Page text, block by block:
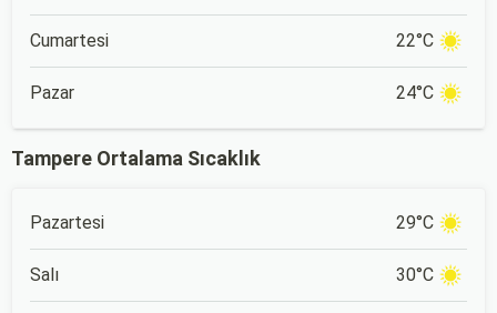
Cumartesi 22°C
Pazar 24°C
Tampere Ortalama Sıcaklık
Pazartesi 29°C
Salı 30°C